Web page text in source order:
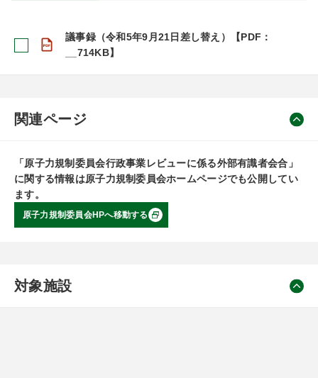
議事録（令和5年9月21日差し替え）【PDF：
__714KB】
関連ページ
「原子力規制委員会行政事業レビューに係る外部有識者会合」
に関する情報は原子力規制委員会ホームページでも公開してい
ます。
原子力規制委員会HPへ移動する
対象施設